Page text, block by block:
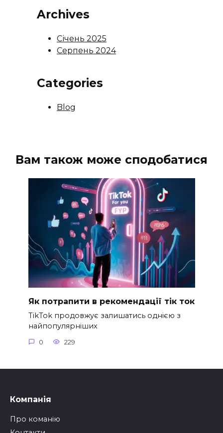
Archives
Січень 2025
Серпень 2024
Categories
Blog
Вам також може сподобатися
Як потрапити в рекомендації тік ток
TikTok продовжує залишатись однією з
найпопулярніших
0 229
Компанія
Про команію